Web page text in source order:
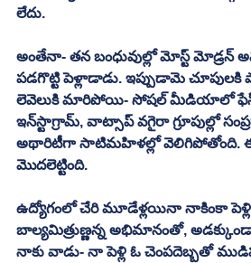
లేదు.
అంతేనా- తన బంధువుల్లో మోస్ట్
పడగొట్టి పెళ్లాడాడు. ఇప్పుడామె
లెవెలుకి మారిపోయి- సోషల్ మీడియాలో ఫేస్‌బుక్‌,
ఇన్‌స్టాగ్రామ్, వాట్సాప్ వగైరా గ్రూపుల్లో సంప్రదాయాల సంప్రదింపుకి
అథారిటీగా సాటిమహిళల్లో వెలిగిపోతోంది.
మొదలెట్టింది.
ఉద్యోగంలో చేరి మూడేళ్లయినా నాకింకా
బాల్యమిత్రుణ్ణన్న అభిమానంతో,
నాకు వాడు- నా పెళ్లి ఓ చెంపదెబ్బతో